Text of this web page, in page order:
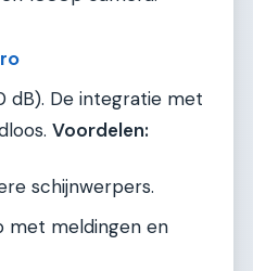
dB). De integratie met
Voordelen:
schijnwerpers.
met meldingen en